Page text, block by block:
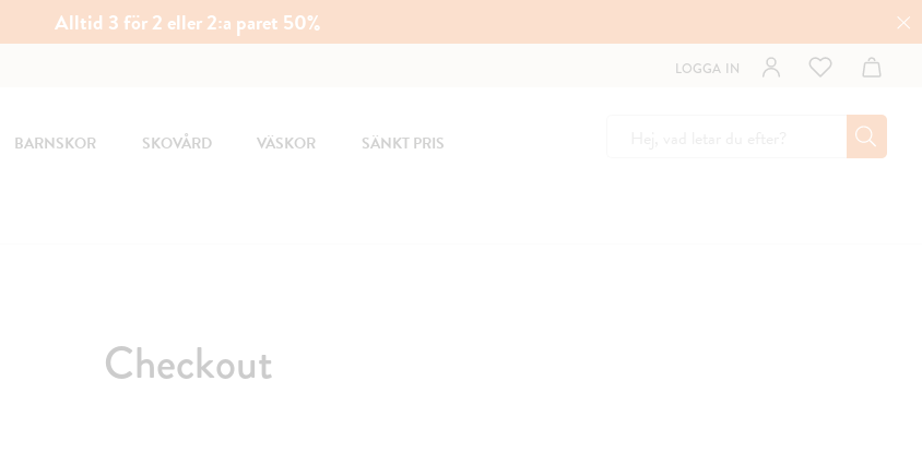
Alltid 3 för 2 eller 2:a paret 50%
LOGGA IN
BARNSKOR SKOVÅRD VÄSKOR SÄNKT PRIS
Checkout